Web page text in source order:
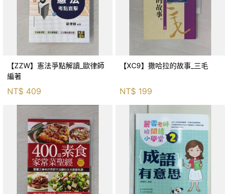
【ZZW】憲法爭點解讀_歐律師
編著
NT$ 409
【XC9】撒哈拉的故事_三毛
NT$ 199